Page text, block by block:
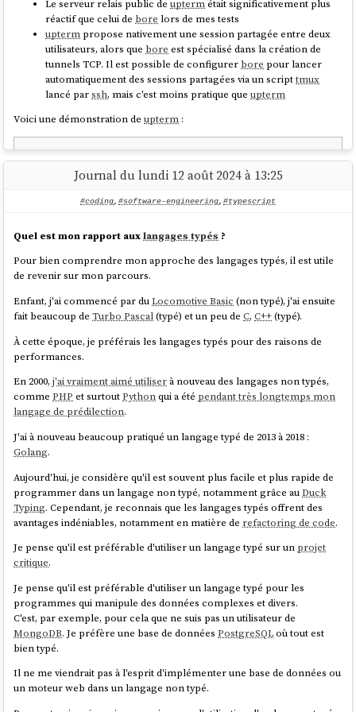
globalementle 18 avril 2012 surLinuxFr.
PythonvsJavascript: Je suis vraiment surpris de voir Python
doubler JavaScript en 2017, puis Java en 2018. J'imagine que cela
doit être l'effet de l'IA — TensorFlow et compagnie. Je suis
surpris de constater queJavascriptn'a jamais été numéro 1 !
Golang: J'ai commencé à l'utiliser en 2015, et je suis content de
voir qu'il pointe le bout de son nez dans le top 12 en 2019. J'ai
une sorte d'affection pour ce langage, j'apprécie beaucoup ses
$(MSG) → make cherche "MSG" → vide ! ✗
# Piège 3 : le $ doit être doublé pour bash,
sinon make l'interprète
list:
	@for i in 1 2 3; do echo $$i; done   #
	@for i in 1 2 3; do echo $i; done    #
✗ make interprète $i → vide
Le préfixe "-" permet d'ignorer les erreurs d'une commande
clean:
s'arrête si build/ n'existe pas
Par défaut,makeaffiche chaque commande avant de l'exécuter.
Pour le supprimer, il faut préfixer chaque ligne avec
    echo "Building..."      # affiche : echo
"Building..." puis : Building...
    @echo "Building..."     # affiche
avec@:
deploy:
    @docker build -t myapp .
Nécessité d'ajouter des.PHONY
Pourquoi tant de difficulté pour lancer de
simples commandes ?
À chaque fois que je rencontrais des problèmes avec
Le serveur relais public deuptermétait significativement plus
réactif que celui de bore lors de mes tests
upterm propose nativement une session partagée entre deux
utilisateurs, alors que bore est spécialisé dans la création de
tunnels TCP. Il est possible de configurer bore pour lancer
automatiquement des sessions partagées via un scripttmux
lancé parssh, mais c'est moins pratique queupterm
Voici une démonstration deupterm :
https://github.com/owenthereal/upterm/releases
$ upterm host --authorized-keys
ou directement via son username GitHub :
$ upterm host --github-user username
Pour donner accès à une session terminal :
$ upterm host
The authenticity of host 'uptermd.upterm.dev
(2a09:8280:1::3:4b89)' can't be established.
ED25519 key fingerprint is
SHA256:9ajV8JqMe6jJE/s3TYjb/9xw7T0pfJ2+gADiBIJ
WDPE.
Are you sure you want to continue connecting
(yes/no/[fingerprint])? yes
┌──────────────────┬──────────────────────────
───────────────────┐
│ Command:         │ /usr/bin/zsh
│ Force Command:   │ n/a
│ Host:            │
ssh://uptermd.upterm.dev:22                 │
│ Authorized Keys: │ n/a
│
Journal du lundi 12 août 2024 à 13:25
#coding, #software-engineering, #typescript
Quel est mon rapport auxlangages typés ?
Pour bien comprendre mon approche des langages typés, il est utile
de revenir sur mon parcours.
Enfant, j'ai commencé par duLocomotive Basic (non typé), j'ai ensuite
fait beaucoup deTurbo Pascal(typé) et un peu deC,C++(typé).
À cette époque, je préférais les langages typés pour des raisons de
performances.
En 2000,j'ai vraiment aimé utiliserà nouveau des langages non typés,
commePHP et surtoutPythonqui a été pendant très longtemps mon
langage de prédilection.
J'ai à nouveau beaucoup pratiqué un langage typé de 2013 à 2018 :
Golang.
Aujourd'hui, je considère qu'il est souvent plus facile et plus rapide de
programmer dans un langage non typé, notamment grâce auDuck
Typing. Cependant, je reconnais que les langages typés offrent des
avantages indéniables, notamment en matière de refactoring de code.
Je pense qu'il est préférable d'utiliser un langage typé sur un projet
critique.
Je pense qu'il est préférable d'utiliser un langage typé pour les
programmes qui manipule des données complexes et divers.
C'est, par exemple, pour cela que ne suis pas un utilisateur de
MongoDB. Je préfère une base de donnéesPostgreSQLoù tout est
bien typé.
Il ne me viendrait pas à l'esprit d'implémenter une base de données ou
un moteur web dans un langage non typé.